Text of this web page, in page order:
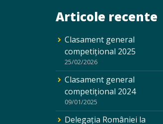
Articole recente
Clasament general
competițional 2025
25/02/2026
Clasament general
competițional 2024
09/01/2025
Delegația României la